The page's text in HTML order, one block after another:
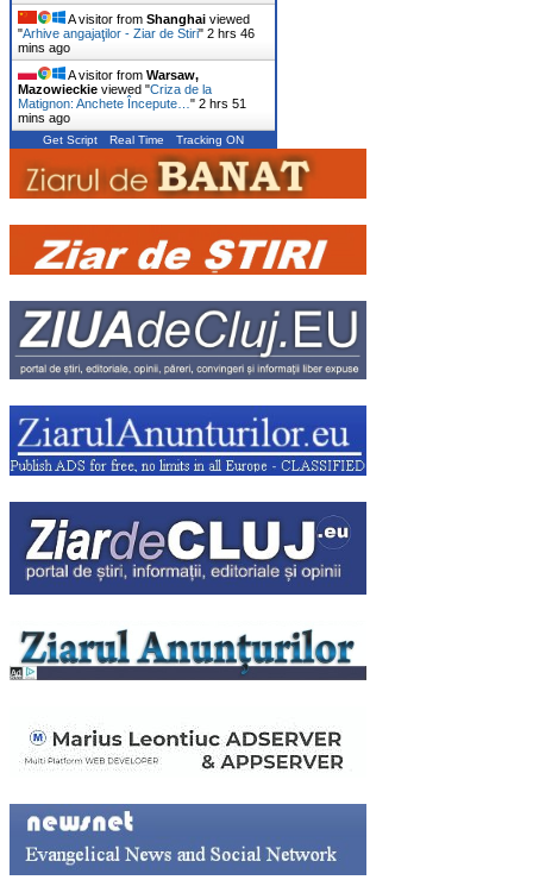
A visitor from Shanghai viewed
"Arhive angajaţilor - Ziar de Stiri" 2 hrs 47
mins ago
A visitor from Warsaw,
Mazowieckie viewed "Criza de la
Matignon: Anchete Începute… " 2 hrs 51
mins ago
Get Script Real Time Tracking ON